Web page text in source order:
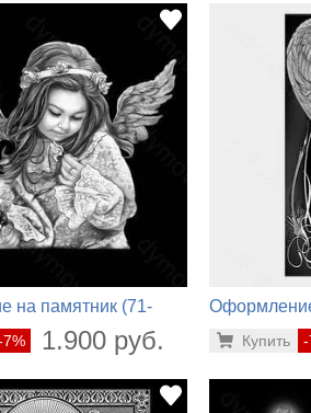
на памятник (71-
7% 1.900 руб. -
Купить